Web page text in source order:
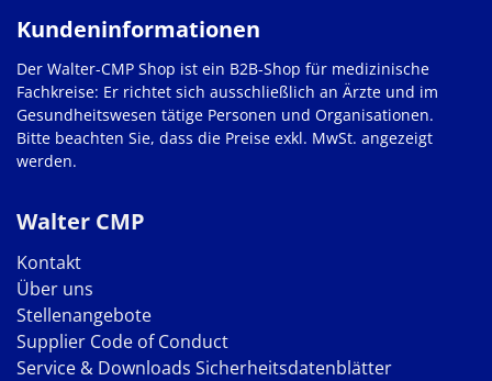
Walter CMP
Kontakt
Über uns
Stellenangebote
Supplier Code of Conduct
Service & Downloads Sicherheitsdatenblätter
Kundeninformationen
Der Walter-CMP Shop ist ein B2B-Shop für medizinische
Fachkreise: Er richtet sich ausschließlich an Ärzte und im
Gesundheitswesen tätige Personen und Organisationen.
Bitte beachten Sie, dass die Preise exkl. MwSt. angezeigt
werden.